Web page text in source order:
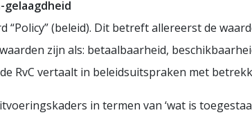
gelaagdheid
“Policy” (beleid). Dit betreft allereerst de
zijn als: betaalbaarheid,
RvC vertaalt in beleidsuitspraken met
in termen van ‘wat is